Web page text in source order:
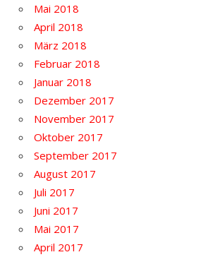
Mai 2018
April 2018
März 2018
Februar 2018
Januar 2018
Dezember 2017
November 2017
Oktober 2017
September 2017
August 2017
Juli 2017
Juni 2017
Mai 2017
April 2017